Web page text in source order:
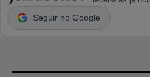
Seguir no Google